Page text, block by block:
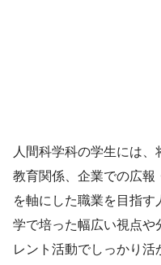
人間科学科の学生には、
教育関係、企業での広報
を軸にした職業を目指
学で培った幅広い視点や
レント活動でしっかり活